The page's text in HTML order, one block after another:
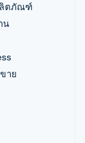
ลิตภัณฑ์
น
าย